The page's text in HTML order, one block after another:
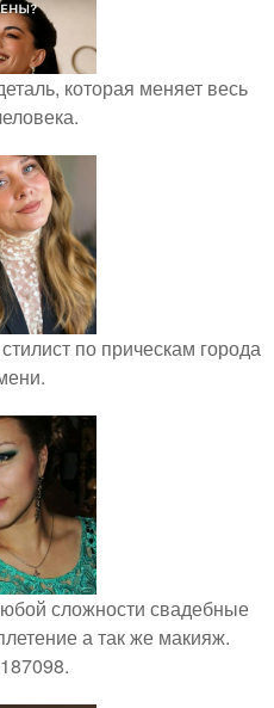
которая меняет весь
по прическам города
сложности свадебные
а так же макияж.